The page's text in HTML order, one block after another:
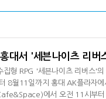
대서 '세븐나이츠 리버
집형 RPG '세븐나이츠 리버스'
8월11일까지 홍대 AK플라자
에서 오전 11시부터